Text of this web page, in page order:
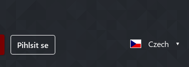
Pihlsit se Czech